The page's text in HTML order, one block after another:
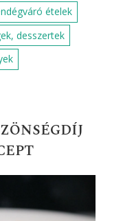
ételek
desszertek